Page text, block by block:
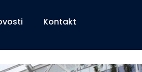
Kontakt